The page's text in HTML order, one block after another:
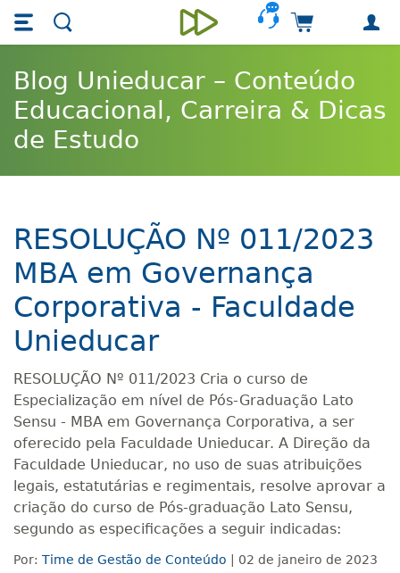
Skip main navigation
Skip to main content
Unieducar
Carrinho de
Blog Unieducar – Conteúdo
Educacional, Carreira & Dicas
de Estudo
RESOLUÇÃO Nº 011/2023
MBA em Governança
Corporativa - Faculdade
Unieducar
RESOLUÇÃO Nº 011/2023 Cria o curso de
Especialização em nível de Pós-Graduação Lato
Sensu - MBA em Governança Corporativa, a ser
oferecido pela Faculdade Unieducar. A Direção da
Faculdade Unieducar, no uso de suas atribuições
legais, estatutárias e regimentais, resolve aprovar a
criação do curso de Pós-graduação Lato Sensu,
segundo as especificações a seguir indicadas:
Por: Time de Gestão de Conteúdo | 02 de janeiro de 2023